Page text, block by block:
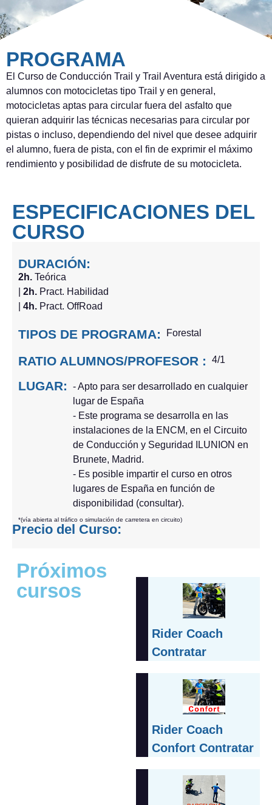
PROGRAMA
El Curso de Conducción Trail y Trail Aventura está dirigido a
alumnos con motocicletas tipo Trail y en general,
motocicletas aptas para circular fuera del asfalto que
quieran adquirir las técnicas necesarias para circular por
pistas o incluso, dependiendo del nivel que desee adquirir
el alumno, fuera de pista, con el fin de exprimir el máximo
rendimiento y posibilidad de disfrute de su motocicleta.
ESPECIFICACIONES DEL
CURSO
DURACIÓN:
2h. Teórica
2h. Pract. Habilidad
4h. Pract. OffRoad
TIPOS DE PROGRAMA: Forestal
RATIO ALUMNOS/PROFESOR : 4/1
LUGAR:
- Apto para ser desarrollado en cualquier
lugar de España
- Este programa se desarrolla en las
instalaciones de la ENCM, en el Circuito
de Conducción y Seguridad ILUNION en
Brunete, Madrid.
- Es posible impartir el curso en otros
lugares de España en función de
disponibilidad (consultar).
*(vía abierta al tráfico o simulación de carretera en circuito)
Precio del Curso:
Próximos
cursos
Rider Coach
Contratar
Rider Coach
Confort Contratar